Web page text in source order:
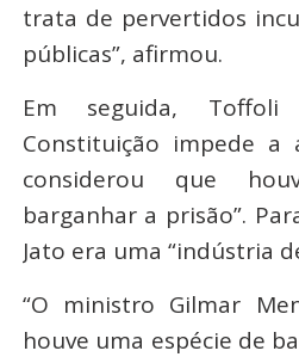
trata de pervertidos
públicas”, afirmou.
Em seguida,
Constituição impede a
considerou que
barganhar a prisão”.
Jato era uma “indústria
“O ministro Gilmar
houve uma espécie de